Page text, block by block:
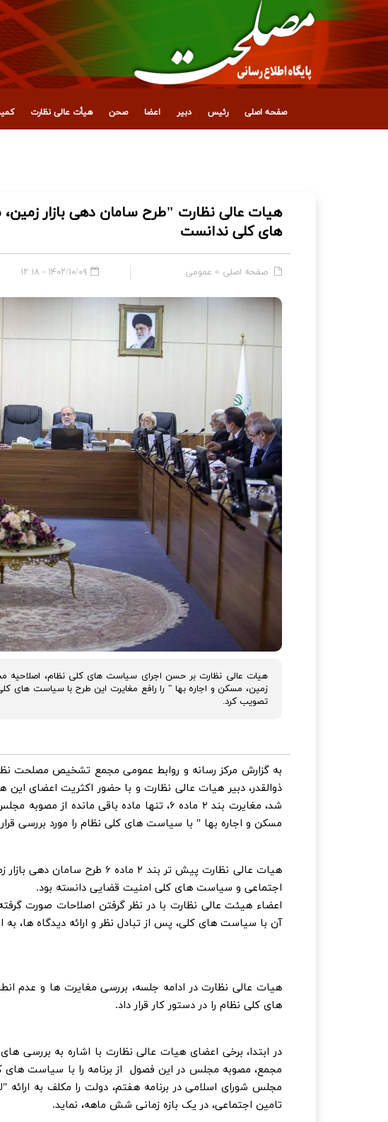
صفحه اصلی رئیس دبیر اعضا صحن هیأت عالی نظارت
هیات عالی نظارت "طرح سامان دهی بازار
های کلی ندانست
صفحه اصلی » عمومی ۱۴۰۲/۱۰/۰۹ - ۱۲:۱۸
زمین، مسکن و اجاره بها " را رافع مغایرت این طرح با سیاست
تصویب کرد.
به گزارش مرکز رسانه و روابط عمومی مجمع تشخیص مصلحت
ذوالقدر، دبیر هیات عالی نظارت و با حضور اکثریت اعضای
شد، مغایرت بند ۲ ماده ۶، تنها ماده باقی
مسکن و اجاره بها " با سیاست های کلی نظام را مورد بررسی قرار
هیات عالی نظارت پیش تر بند ۲
اجتماعی و سیاست های کلی امنیت قضایی دانسته بود.
اعضاء هیئت عالی نظارت با در نظر گرفتن اصلاحات صورت
آن با سیاست های کلی، پس از تبادل نظر و ارائه دیدگاه ها،
های کلی نظام را در دستور کار قرار داد.
در ابتدا، برخی اعضای هیات عالی نظارت با اشاره به بررسی
مجمع، مصوبه مجلس در این فصول از برنامه را با سیاست های
مجلس شورای اسلامی در برنامه هفتم، دولت را مکلف به
تامین اجتماعی، در یک بازه زمانی شش ماهه، نماید.